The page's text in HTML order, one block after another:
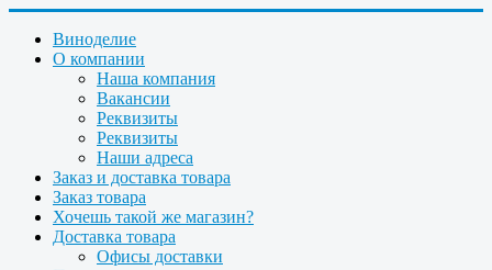
Виноделие
О компании
Наша компания
Вакансии
Реквизиты
Реквизиты
Наши адреса
Заказ и доставка товара
Заказ товара
Хочешь такой же магазин?
Доставка товара
Офисы доставки